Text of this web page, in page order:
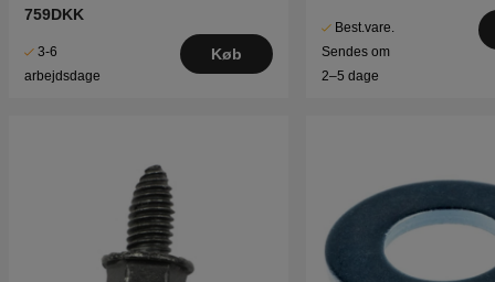
759DKK
3-6
arbejdsdage
Køb
Best.vare.
Sendes om
2–5 dage